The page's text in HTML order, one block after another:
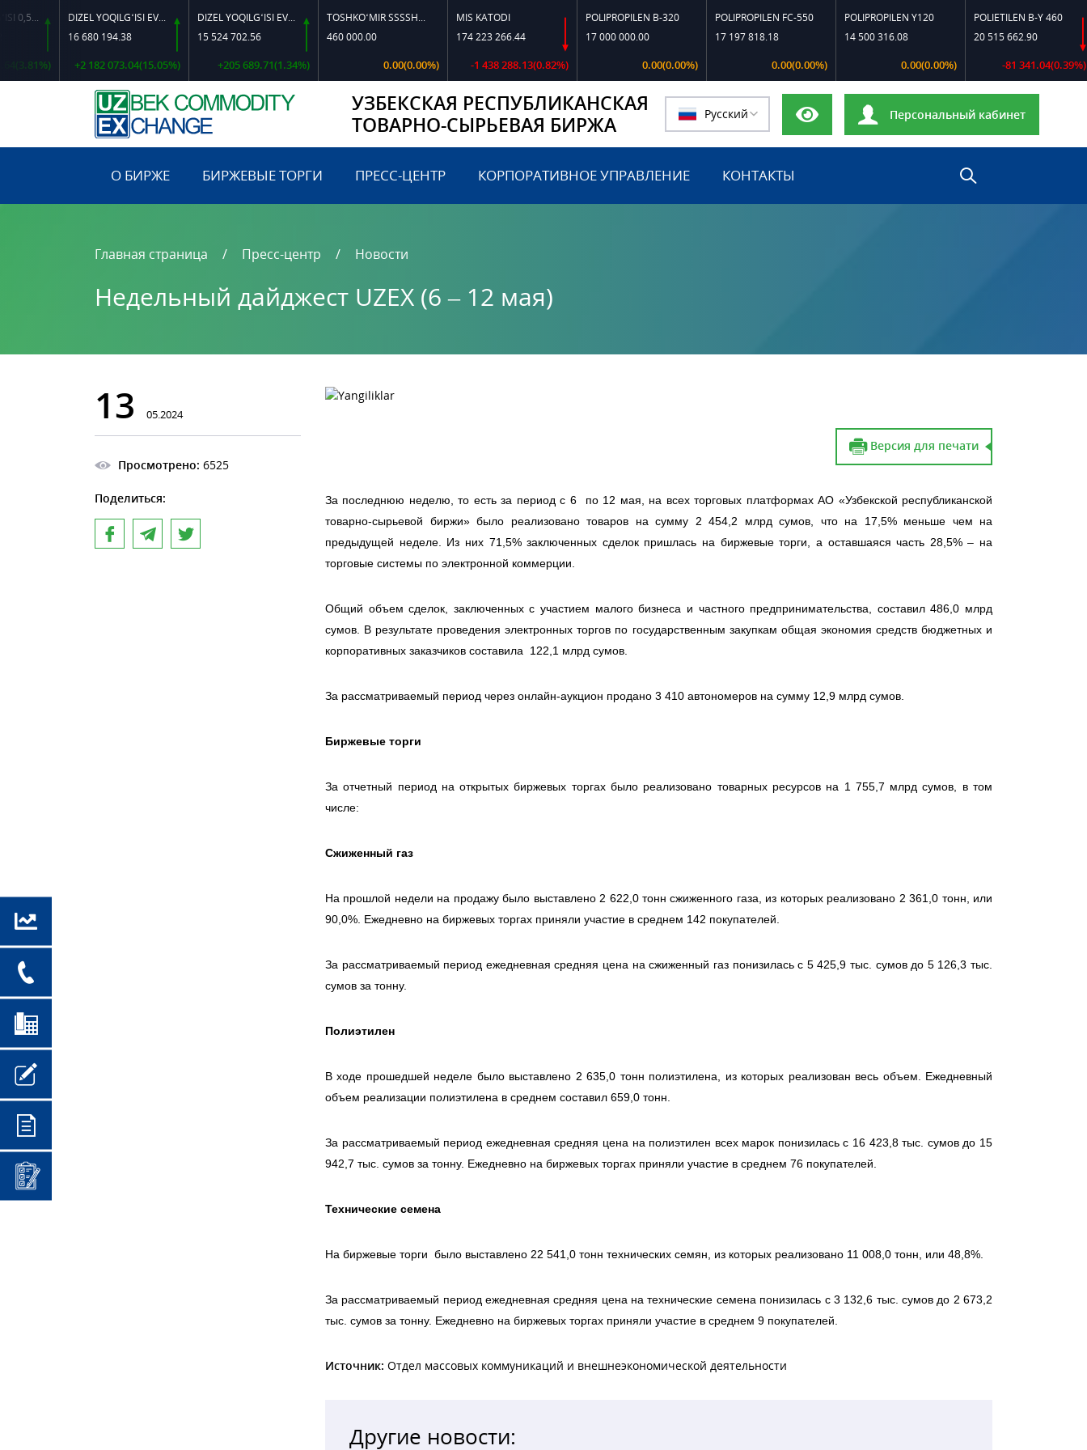
DIZEL YOQILG‘ISI EVRO L-K-4
16 680 194.38
+2 182 073.04(15.05%)
DIZEL YOQILG‘ISI EVRO-L II K-4 SSDF
15 524 702.56
+205 689.71(1.34%)
TOSHKO‘MIR SSSSH-13
460 000.00
0.00(0.00%)
MIS KATODI
174 223 266.44
-1 438 288.13(0.82%)
POLIPROPILEN B-320
17 000 000.00
0.00(0.00%)
POLIPROPILEN FC-550
17 197 818.18
0.00(0.00%)
POLIPROPILEN Y120
14 500 316.08
0.00(0.00%)
POLIETILEN B-Y 460
20 515 662.90
-81 341.04(0.39%)
УЗБЕКСКАЯ РЕСПУБЛИКАНСКАЯ
ТОВАРНО-СЫРЬЕВАЯ БИРЖА
Русский Персональный кабинет
О БИРЖЕ БИРЖЕВЫЕ ТОРГИ ПРЕСС-ЦЕНТР КОРПОРАТИВНОЕ УПРАВЛЕНИЕ КОНТАКТЫ
Главная страница Пресс-центр Новости
Недельный дайджест UZEX (6 – 12 мая)
13 05.2024
Просмотрено: 6525
Поделиться:
Версия для печати
За последнюю неделю, то есть за период с 6 по 12 мая, на всех торговых платформах АО «Узбекской республиканской
товарно-сырьевой биржи» было реализовано товаров на сумму 2 454,2 млрд сумов, что на 17,5% меньше чем на
предыдущей неделе. Из них 71,5% заключенных сделок пришлась на биржевые торги, а оставшаяся часть 28,5% – на
торговые системы по электронной коммерции.
Общий объем сделок, заключенных с участием малого бизнеса и частного предпринимательства, составил 486,0 млрд
сумов. В результате проведения электронных торгов по государственным закупкам общая экономия средств бюджетных и
корпоративных заказчиков составила 122,1 млрд сумов.
За рассматриваемый период через онлайн-аукцион продано 3 410 автономеров на сумму 12,9 млрд сумов.
Биржевые торги
За отчетный период на открытых биржевых торгах было реализовано товарных ресурсов на 1 755,7 млрд сумов, в том
числе:
Сжиженный газ
На прошлой недели на продажу было выставлено 2 622,0 тонн сжиженного газа, из которых реализовано 2 361,0 тонн, или
90,0%. Ежедневно на биржевых торгах приняли участие в среднем 142 покупателей.
За рассматриваемый период ежедневная средняя цена на сжиженный газ понизилась с 5 425,9 тыс. сумов до 5 126,3 тыс.
сумов за тонну.
Полиэтилен
В ходе прошедшей неделе было выставлено 2 635,0 тонн полиэтилена, из которых реализован весь объем. Ежедневный
объем реализации полиэтилена в среднем составил 659,0 тонн.
За рассматриваемый период ежедневная средняя цена на полиэтилен всех марок понизилась с 16 423,8 тыс. сумов до 15
942,7 тыс. сумов за тонну. Ежедневно на биржевых торгах приняли участие в среднем 76 покупателей.
Технические семена
На биржевые торги было выставлено 22 541,0 тонн технических семян, из которых реализовано 11 008,0 тонн, или 48,8%.
За рассматриваемый период ежедневная средняя цена на технические семена понизилась с 3 132,6 тыс. сумов до 2 673,2
тыс. сумов за тонну. Ежедневно на биржевых торгах приняли участие в среднем 9 покупателей.
Источник: Отдел массовых коммуникаций и внешнеэкономической деятельности
Другие новости: